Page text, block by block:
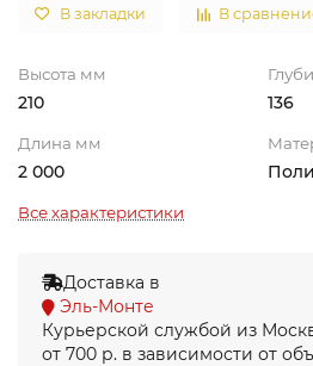
В закладки В
Высота мм
210 136
Длина мм
2 000
Все характеристики
Доставка в
Эль-Монте
Курьерской службой из
от 700 р. в зависимости от